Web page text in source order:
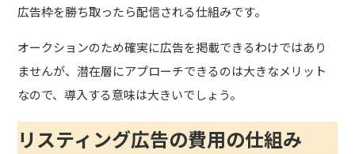
広告枠を勝ち取ったら配信される仕組みです。
オークションのため確実に広告を掲載できるわけではあり
ませんが、潜在層にアプローチできるのは大きなメリット
なので、導入する意味は大きいでしょう。
リスティング広告の費用の仕組み